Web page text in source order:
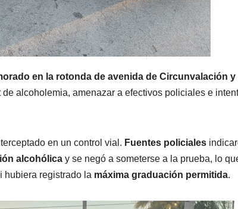
en la rotonda de avenida de Circunvalación y
alcoholemia, amenazar a efectivos policiales e
en un control vial. Fuentes policiales
alcohólica y se negó a someterse a la prueba, lo
hubiera registrado la máxima graduación permitida.